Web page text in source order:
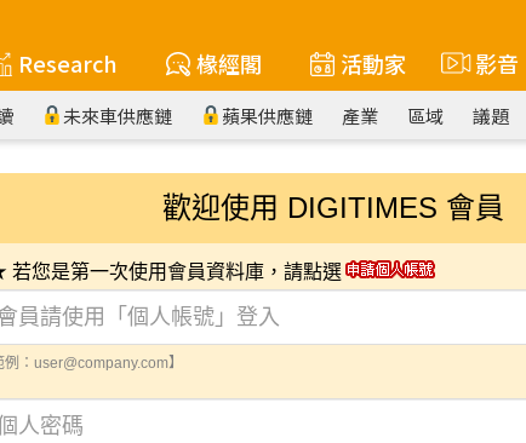
Research 椽經閣 活動家 影音
未來車供應鏈 蘋果供應鏈 產業 區域 議題
歡迎使用 DIGITIMES 會員
若您是第一次使用會員資料庫，請點選
例：user@company.com】